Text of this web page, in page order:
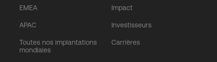
EMEA
APAC
Toutes nos implantations
mondiales
Impact
Investisseurs
Carrières